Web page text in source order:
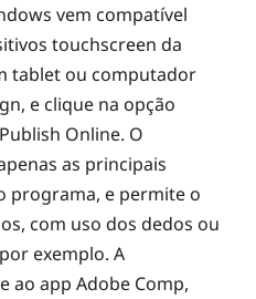
vem compatível
touchscreen da
tablet ou computador
e clique na opção
Online. O
as principais
programa, e permite o
com uso dos dedos ou
exemplo. A
ao app Adobe Comp,